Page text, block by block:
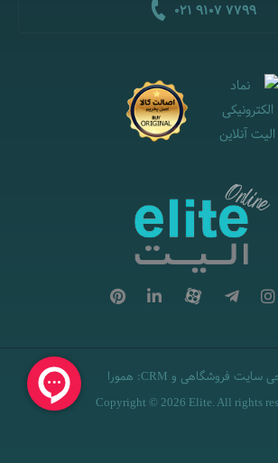
021 9107 7799
سایت فروشگاهی و CRM
: همورا
Copyright © 2026 Elite. All rights